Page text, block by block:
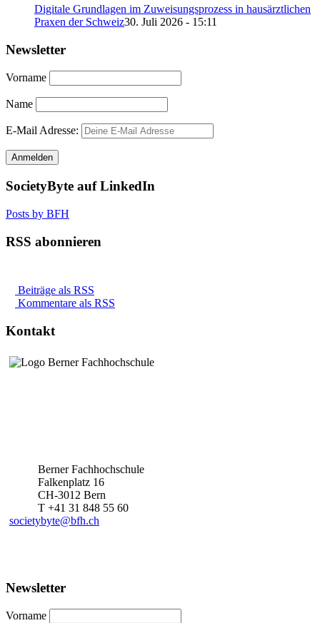
Digitale Grundlagen im Zuweisungsprozess in hausärztlichen
Praxen der Schweiz30. Juli 2026 - 15:11
Newsletter
Vorname
Name
E-Mail Adresse:
SocietyByte auf LinkedIn
Posts by BFH
RSS abonnieren
Beiträge als RSS
Kommentare als RSS
Kontakt
Berner Fachhochschule
Falkenplatz 16
CH-3012 Bern
T +41 31 848 55 60
societybyte@bfh.ch
Newsletter
Vorname